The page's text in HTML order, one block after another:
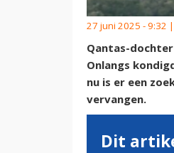
27 juni 2025 - 9:32
Qantas-
Onlangs
nu is er een
vervangen.
Dit